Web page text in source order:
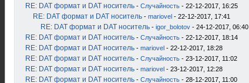
RE: DAT формат и DAT носитель - Случайность - 22-12-2017, 16:25
RE: DAT формат и DAT носитель - mariovel - 22-12-2017, 17:41
RE: DAT формат и DAT носитель - igor_bolotov - 24-12-2017, 06:40
RE: DAT формат и DAT носитель - Случайность - 22-12-2017, 18:14
RE: DAT формат и DAT носитель - mariovel - 22-12-2017, 18:28
RE: DAT формат и DAT носитель - Случайность - 23-12-2017, 11:02
RE: DAT формат и DAT носитель - mariovel - 23-12-2017, 12:28
RE: DAT формат и DAT носитель - Случайность - 28-12-2017, 11:00